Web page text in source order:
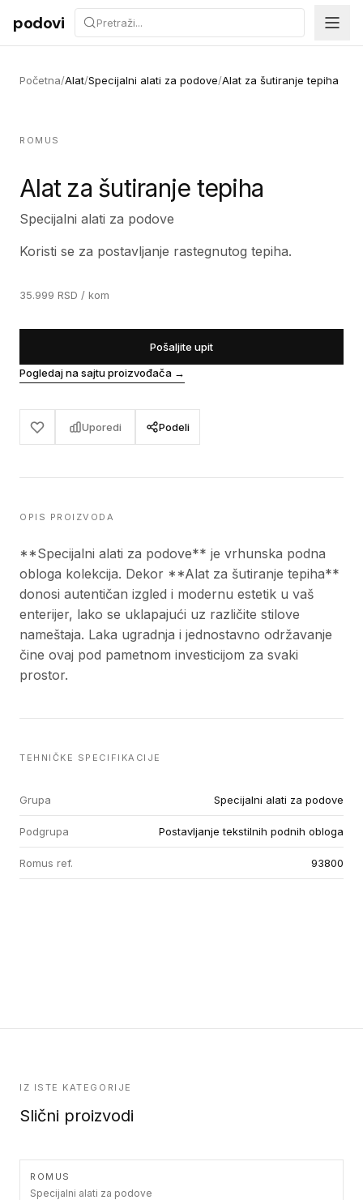
Preskoči na sadržaj
podovi
Početna/Alat/Specijalni alati za podove/Alat za šutiranje tepiha
ROMUS
Alat za šutiranje tepiha
Specijalni alati za podove
Koristi se za postavljanje rastegnutog tepiha.
35.999 RSD / kom
Pošaljite upit
Pogledaj na sajtu proizvođača →
Uporedi Podeli
OPIS PROIZVODA
**Specijalni alati za podove** je vrhunska podna
obloga kolekcija. Dekor **Alat za šutiranje tepiha**
donosi autentičan izgled i modernu estetik u vaš
enterijer, lako se uklapajući uz različite stilove
nameštaja. Laka ugradnja i jednostavno održavanje
čine ovaj pod pametnom investicijom za svaki
prostor.
TEHNIČKE SPECIFIKACIJE
Grupa Specijalni alati za podove
Podgrupa Postavljanje tekstilnih podnih obloga
Romus ref. 93800
IZ ISTE KATEGORIJE
Slični proizvodi
ROMUS
Specijalni alati za podove